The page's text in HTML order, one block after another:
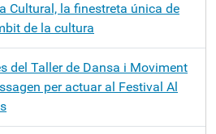
Cultural, la finestreta única de
de la cultura
del Taller de Dansa i Moviment
per actuar al Festival Al